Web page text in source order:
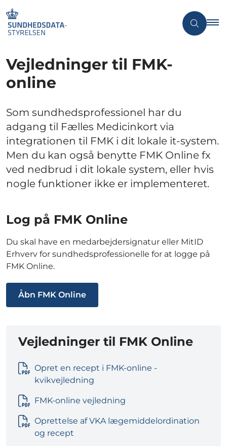
Vejledninger til FMK-
online
Som sundhedsprofessionel har du
adgang til Fælles Medicinkort via
integrationen til FMK i dit lokale it-system.
Men du kan også benytte FMK Online fx
ved nedbrud i dit lokale system, eller hvis
nogle funktioner ikke er implementeret.
Log på FMK Online
Du skal have en medarbejdersignatur eller MitID
Erhverv for sundhedsprofessionelle for at logge på
FMK Online.
Åbn FMK Online
Vejledninger til FMK Online
Opret en recept i FMK-online -
kvikvejledning
FMK-online vejledning
Oprettelse af VKA lægemiddelordination
og recept